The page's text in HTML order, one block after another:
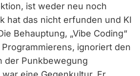
ist weder neu noch
hat das nicht erfunden und KI
Behauptung, „Vibe Coding“
ignoriert den
der Punkbewegung